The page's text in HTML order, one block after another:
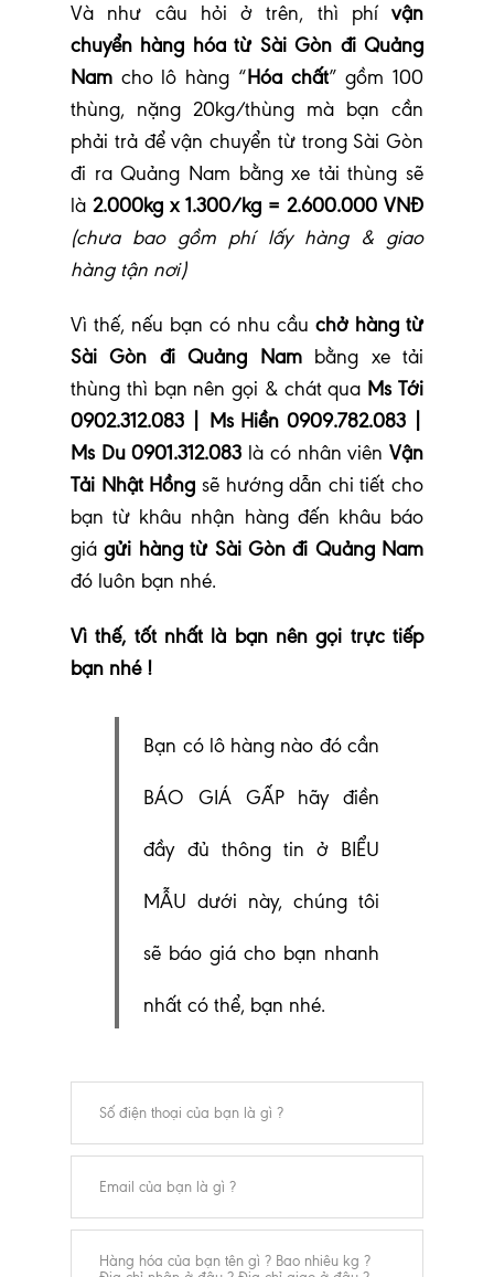
Và như câu hỏi ở trên, thì phí vận
chuyển hàng hóa từ Sài Gòn đi Quảng
Nam cho lô hàng “Hóa chất” gồm 100
thùng, nặng 20kg/thùng mà bạn cần
phải trả để vận chuyển từ trong Sài Gòn
đi ra Quảng Nam bằng xe tải thùng sẽ
là 2.000kg x 1.300/kg = 2.600.000 VNĐ
(chưa bao gồm phí lấy hàng & giao
hàng tận nơi)
Vì thế, nếu bạn có nhu cầu chở hàng từ
Sài Gòn đi Quảng Nambằng xe tải
thùng thì bạn nên gọi & chát qua Ms Tới
0902.312.083 | Ms Hiền 0909.782.083 |
Ms Du 0901.312.083 là có nhân viênVận
Tải Nhật Hồng sẽ hướng dẫn chi tiết cho
bạn từ khâu nhận hàng đến khâu báo
giágửi hàng từ Sài Gòn đi Quảng Nam
đó luôn bạn nhé.
Vì thế, tốt nhất là bạn nên gọi trực tiếp
bạn nhé !
Bạn có lô hàng nào đó cần
BÁO GIÁ GẤP hãy điền
đầy đủ thông tin ở BIỂU
MẪU dưới này, chúng tôi
sẽ báo giá cho bạn nhanh
nhất có thể, bạn nhé.